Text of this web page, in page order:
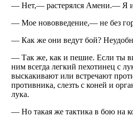
— Нет,— растерялся Амени.— Я и
— Мое нововведение,— не без
— Как же они ведут бой?
— Так же, как и пешие. Если ты
ним всегда легкий пехотинец с
выскакивают или встречают
противника, слезть с коней и
лука.
— Но такая же тактика в бою на